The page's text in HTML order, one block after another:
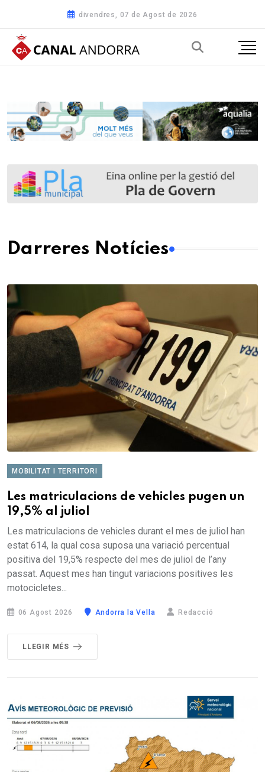
divendres, 07 de Agost de 2026
Darreres Notícies
MOBILITAT I TERRITORI
Les matriculacions de vehicles pugen un
19,5% al juliol
Les matriculacions de vehicles durant el mes de juliol han
estat 614, la qual cosa suposa una variació percentual
positiva del 19,5% respecte del mes de juliol de l’any
passat. Aquest mes han tingut variacions positives les
motocicletes...
06 Agost 2026 Andorra la Vella Redacció
LLEGIR MÉS